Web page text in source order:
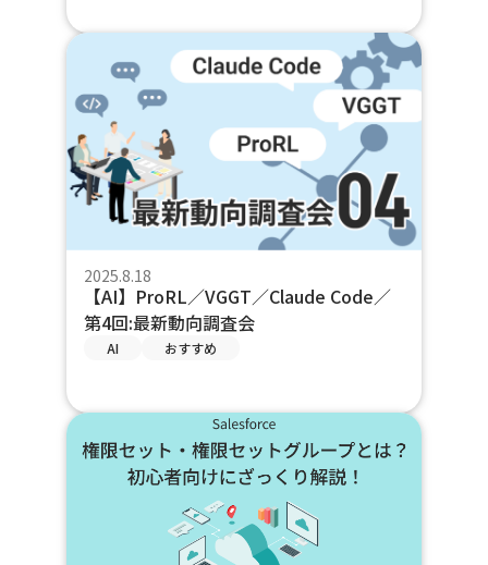
2025.8.18
【AI】ProRL／VGGT／Claude Code／
第4回:最新動向調査会
AI おすすめ